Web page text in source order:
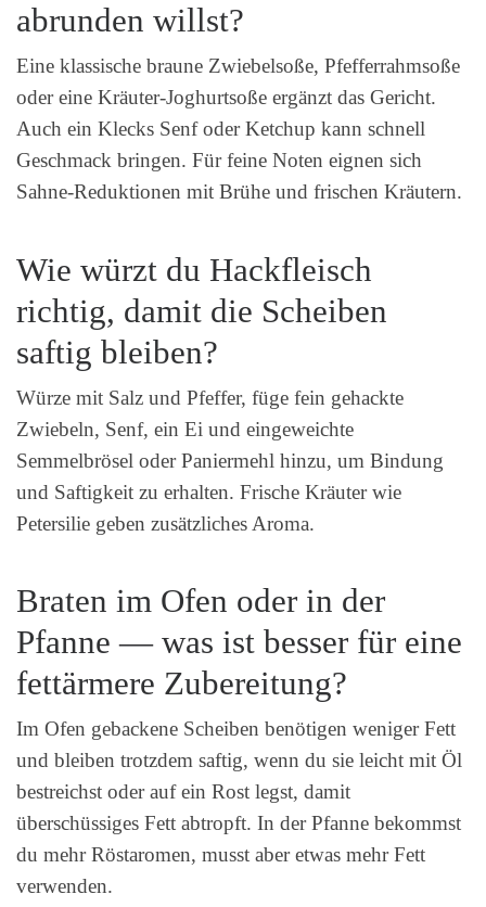
abrunden willst?
Eine klassische braune Zwiebelsoße, Pfefferrahmsoße
oder eine Kräuter-Joghurtsoße ergänzt das Gericht.
Auch ein Klecks Senf oder Ketchup kann schnell
Geschmack bringen. Für feine Noten eignen sich
Sahne-Reduktionen mit Brühe und frischen Kräutern.
Wie würzt du Hackfleisch
richtig, damit die Scheiben
saftig bleiben?
Würze mit Salz und Pfeffer, füge fein gehackte
Zwiebeln, Senf, ein Ei und eingeweichte
Semmelbrösel oder Paniermehl hinzu, um Bindung
und Saftigkeit zu erhalten. Frische Kräuter wie
Petersilie geben zusätzliches Aroma.
Braten im Ofen oder in der
Pfanne — was ist besser für eine
fettärmere Zubereitung?
Im Ofen gebackene Scheiben benötigen weniger Fett
und bleiben trotzdem saftig, wenn du sie leicht mit Öl
bestreichst oder auf ein Rost legst, damit
überschüssiges Fett abtropft. In der Pfanne bekommst
du mehr Röstaromen, musst aber etwas mehr Fett
verwenden.